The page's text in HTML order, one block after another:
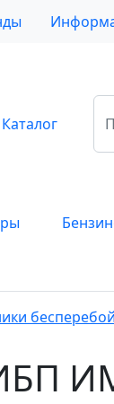
Каталог